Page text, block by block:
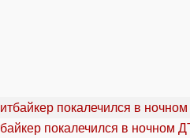
покалечился в ночном